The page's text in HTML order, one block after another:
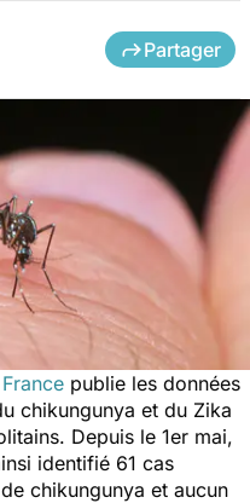
Partager
publie les données
chikungunya et du Zika
Depuis le 1er mai,
identifié 61 cas
chikungunya et aucun